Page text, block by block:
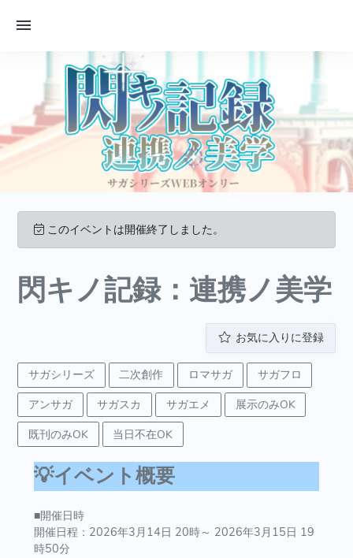
このイベントは開催終了しました。
閃キノ記録：連携ノ美学
お気に入りに登録
サガシリーズ 二次創作 ロマサガ
サガフロ
アンサガ
サガスカ サガエメ
展示のみOK
既刊のみOK
当日不在OK
💡イベント概要
■開催日時
開催日程：2026年3月14日 20時～ 2026年3月15日 19
時50分